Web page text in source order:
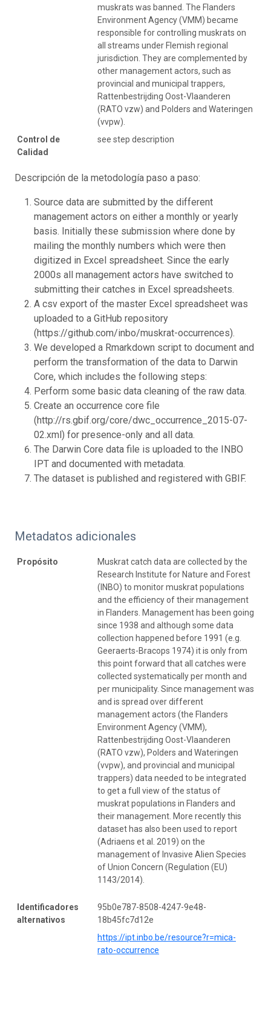
muskrats was banned. The Flanders
Environment Agency (VMM) became
responsible for controlling muskrats on
all streams under Flemish regional
jurisdiction. They are complemented by
other management actors, such as
provincial and municipal trappers,
Rattenbestrijding Oost-Vlaanderen
(RATO vzw) and Polders and Wateringen
(vvpw).
Control de
Calidad
see step description
Descripción de la metodología paso a paso:
Source data are submitted by the different
management actors on either a monthly or yearly
basis. Initially these submission where done by
mailing the monthly numbers which were then
digitized in Excel spreadsheet. Since the early
2000s all management actors have switched to
submitting their catches in Excel spreadsheets.
A csv export of the master Excel spreadsheet was
uploaded to a GitHub repository
(https://github.com/inbo/muskrat-occurrences).
We developed a Rmarkdown script to document and
perform the transformation of the data to Darwin
Core, which includes the following steps:
Perform some basic data cleaning of the raw data.
Create an occurrence core file
(http://rs.gbif.org/core/dwc_occurrence_2015-07-
02.xml) for presence-only and all data.
The Darwin Core data file is uploaded to the INBO
IPT and documented with metadata.
The dataset is published and registered with GBIF.
Metadatos adicionales
Propósito
Muskrat catch data are collected by the
Research Institute for Nature and Forest
(INBO) to monitor muskrat populations
and the efficiency of their management
in Flanders. Management has been going
since 1938 and although some data
collection happened before 1991 (e.g.
Geeraerts-Bracops 1974) it is only from
this point forward that all catches were
collected systematically per month and
per municipality. Since management was
and is spread over different
management actors (the Flanders
Environment Agency (VMM),
Rattenbestrijding Oost-Vlaanderen
(RATO vzw), Polders and Wateringen
(vvpw), and provincial and municipal
trappers) data needed to be integrated
to get a full view of the status of
muskrat populations in Flanders and
their management. More recently this
dataset has also been used to report
(Adriaens et al. 2019) on the
management of Invasive Alien Species
of Union Concern (Regulation (EU)
1143/2014).
Identificadores
alternativos
95b0e787-8508-4247-9e48-
18b45fc7d12e
https://ipt.inbo.be/resource?r=mica-
rato-occurrence